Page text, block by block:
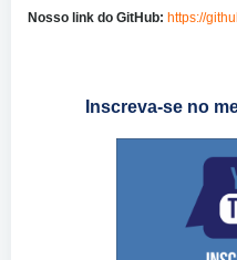
Nosso link do GitHub: https://
Inscreva-se no